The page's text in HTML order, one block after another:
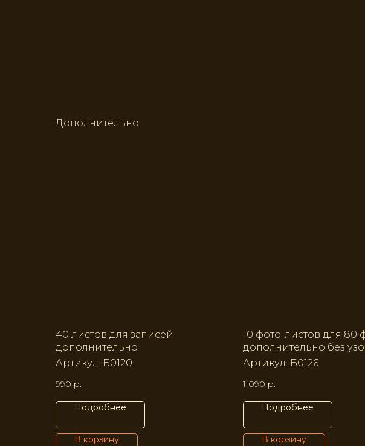
Дополнительно
40 листов для записей
дополнительно
Артикул: Б0120
990 р.
Подробнее
В корзину
10 фото-листов для 80
дополнительно без
Артикул: Б0126
1 090 р.
Подробнее
В корзину